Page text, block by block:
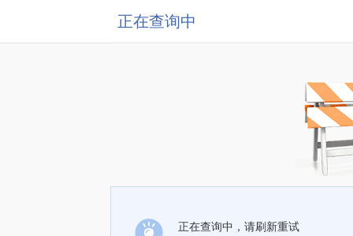
正在查询中
正在查询中，请刷新重试